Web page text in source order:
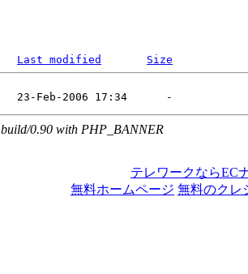
Last modified Size
build/0.90 with PHP_BANNER
テレワークならEC
無料ホームページ 無料のクレ